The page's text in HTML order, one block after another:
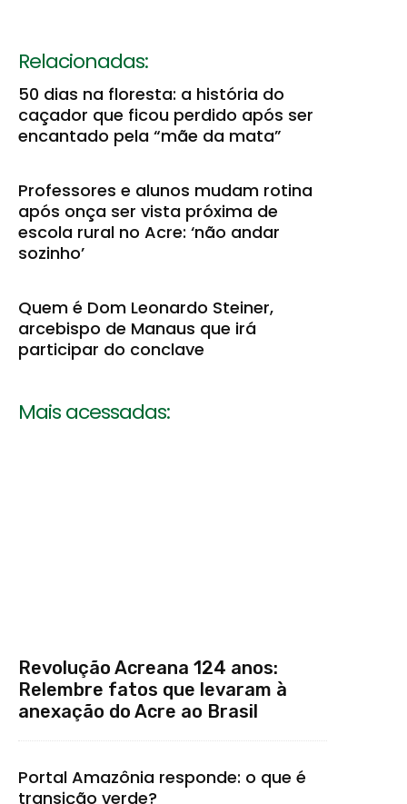
Relacionadas:
50 dias na floresta: a história do
caçador que ficou perdido após ser
encantado pela “mãe da mata”
Professores e alunos mudam rotina
após onça ser vista próxima de
escola rural no Acre: ‘não andar
sozinho’
Quem é Dom Leonardo Steiner,
arcebispo de Manaus que irá
participar do conclave
Mais acessadas:
Revolução Acreana 124 anos:
Relembre fatos que levaram à
anexação do Acre ao Brasil
Portal Amazônia responde: o que é
transição verde?